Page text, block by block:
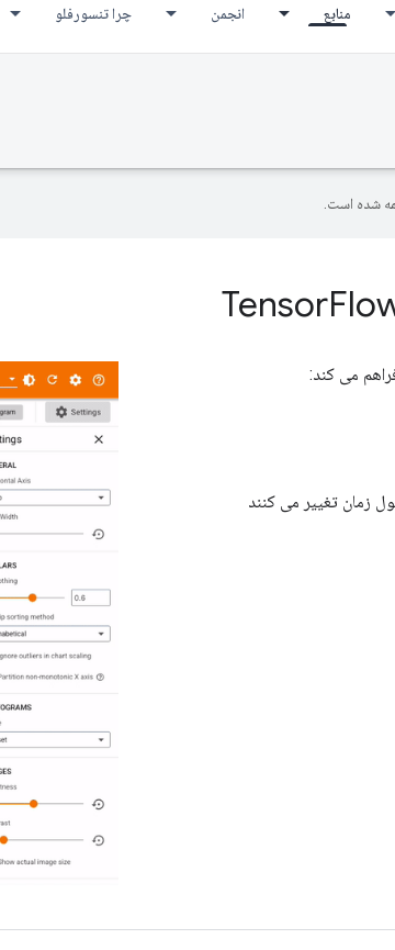
منابع انجمن چرا تنسورفلو
شده است.
زمان تغییر می کنند